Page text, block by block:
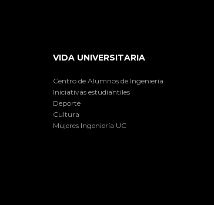
VIDA UNIVERSITARIA
Centro de Alumnos de Ingeniería
Iniciativas estudiantiles
Deporte
Cultura
Mujeres Ingeniería UC